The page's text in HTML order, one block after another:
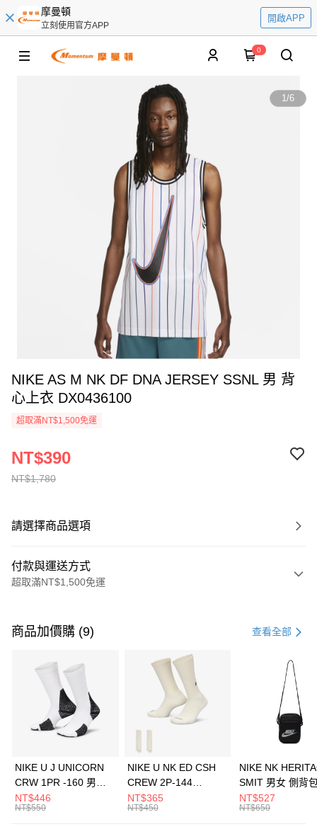
摩曼頓
立刻使用官方APP
開啟APP
0
1/6
NIKE AS M NK DF DNA JERSEY SSNL 男 背
心上衣 DX0436100
超取滿NT$1,500免運
NT$1,780
NT$390
請選擇商品選項
付款與運送方式
超取滿NT$1,500免運
信用卡一次付款
3 期 0 利率 每期 21家銀行
合作金庫商業銀行
第一商業銀行
華南商業銀行
彰化商業銀行
上海商業儲蓄銀行
元大商業銀行
Apple Pay
全盈+PAY
AFTEE先享後付
商品加價購 (9) 查看全部
NIKE U J UNICORN
CRW 1PR -160 男女
中統襪 FZ3393100
NT$446
NT$550
NIKE U NK ED CSH
CREW 2P-144
EMBRDY 男女 短統襪
FZ3073133
NT$365
NT$450
NIKE NK
SMIT 男女 側背
BA5871010
NT$527
NT$650